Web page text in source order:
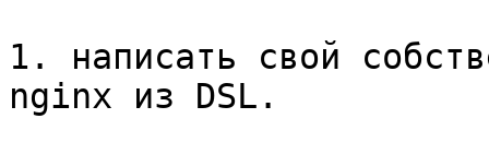
1. написать свой
nginx из DSL.